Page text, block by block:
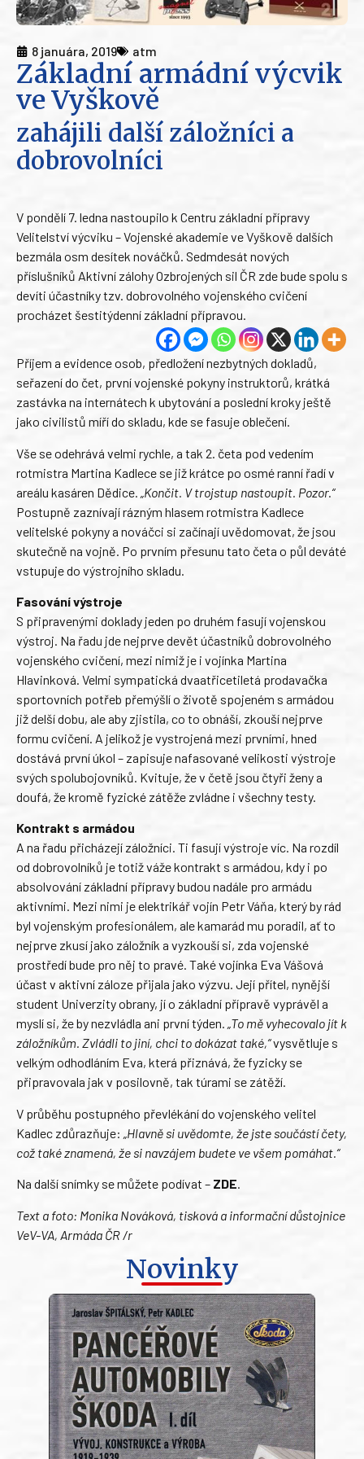
8 januára, 2019 atm
Základní armádní výcvik
ve Vyškově
zahájili další záložníci a
dobrovolníci
V pondělí 7. ledna nastoupilo k Centru základní přípravy
Velitelství výcviku – Vojenské akademie ve Vyškově dalších
bezmála osm desítek nováčků. Sedmdesát nových
příslušníků Aktivní zálohy Ozbrojených sil ČR zde bude spolu s
devíti účastníky tzv. dobrovolného vojenského cvičení
procházet šestitýdenní základní přípravou.
Příjem a evidence osob, předložení nezbytných dokladů,
seřazení do čet, první vojenské pokyny instruktorů, krátká
zastávka na internátech k ubytování a poslední kroky ještě
jako civilistů míří do skladu, kde se fasuje oblečení.
Vše se odehrává velmi rychle, a tak 2. četa pod vedením
rotmistra Martina Kadlece se již krátce po osmé ranní řadí v
areálu kasáren Dědice.
„Končit. V trojstup nastoupit. Pozor.“
Postupně zaznívají rázným hlasem rotmistra Kadlece
velitelské pokyny a nováčci si začínají uvědomovat, že jsou
skutečně na vojně. Po prvním přesunu tato četa o půl deváté
vstupuje do výstrojního skladu.
Fasování výstroje
S připravenými doklady jeden po druhém fasují vojenskou
výstroj. Na řadu jde nejprve devět účastníků dobrovolného
vojenského cvičení, mezi nimiž je i vojínka Martina
Hlavinková. Velmi sympatická dvaatřicetiletá prodavačka
sportovních potřeb přemýšlí o životě spojeném s armádou
již delší dobu, ale aby zjistila, co to obnáší, zkouší nejprve
formu cvičení. A jelikož je vystrojená mezi prvními, hned
dostává první úkol – zapisuje nafasované velikosti výstroje
svých spolubojovníků. Kvituje, že v četě jsou čtyři ženy a
doufá, že kromě fyzické zátěže zvládne i všechny testy.
Kontrakt s armádou
A na řadu přicházejí záložníci. Ti fasují výstroje víc. Na rozdíl
od dobrovolníků je totiž váže kontrakt s armádou, kdy i po
absolvování základní přípravy budou nadále pro armádu
aktivními. Mezi nimi je elektrikář vojín Petr Váňa, který by rád
byl vojenským profesionálem, ale kamarád mu poradil, ať to
nejprve zkusí jako záložník a vyzkouší si, zda vojenské
prostředí bude pro něj to pravé. Také vojínka Eva Vášová
účast v aktivní záloze přijala jako výzvu. Její přítel, nynější
student Univerzity obrany, jí o základní přípravě vyprávěl a
myslí si, že by nezvládla ani první týden. „To mě vyhecovalo jít k
záložníkům. Zvládli to jiní, chci to dokázat také,“vysvětluje s
velkým odhodláním Eva, která přiznává, že fyzicky se
připravovala jak v posilovně, tak túrami se zátěží.
V průběhu postupného převlékání do vojenského velitel
Kadlec zdůrazňuje: „Hlavně si uvědomte, že jste součástí čety,
což také znamená, že si navzájem budete ve všem pomáhat.“
Na další snímky se můžete podívat – ZDE.
Text a foto: Monika Nováková, tisková a informační důstojnice
VeV-VA, Armáda ČR /r
Novinky